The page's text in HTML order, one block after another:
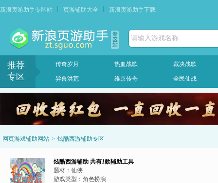
新浪页游助手专区站 页游辅助大全 新浪页游助手下载
请输入游戏名称...
推荐
专区
传奇岁月 热血战歌 裁决战歌
异兽洪荒 维京传奇 全民仙战
网页游戏辅助网站 > 炫酷西游辅助专区
炫酷西游辅助 共有1款辅助工具
题材： 仙侠
游戏类型： 角色扮演